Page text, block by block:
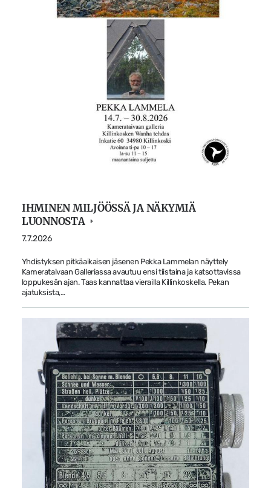
IHMINEN MILJÖÖSSÄ JA NÄKYMIÄ
LUONNOSTA
7.7.2026
Yhdistyksen pitkäaikaisen jäsenen Pekka Lammelan näyttely
Kamerataivaan Galleriassa avautuu ensi tiistaina ja katsottavissa
loppukesän ajan. Taas kannattaa vierailla Killinkoskella. Pekan
ajatuksista,…